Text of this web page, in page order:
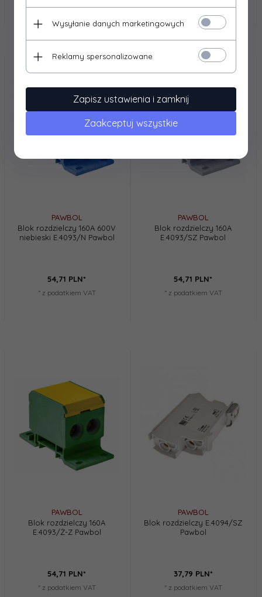
PAWBOL
Blok rozdzielczy 160A 600V
niebieski E.4093/N Pawbol
54,71 PLN*
* z podatkiem VAT
PAWBOL
Blok rozdzielczy 160A
E.4093/SZ Pawbol
54,71 PLN*
* z podatkiem VAT
PAWBOL
Blok rozdzielczy 160A
E.4093/Ż-Z Pawbol
54,71 PLN*
* z podatkiem VAT
PAWBOL
Blok rozdzielczy E.4094/SZ
Pawbol
37,79 PLN*
* z podatkiem VAT
Wysyłanie danych marketingowych
Reklamy spersonalizowane
Zapisz ustawienia i zamknij
Zaakceptuj wszystkie